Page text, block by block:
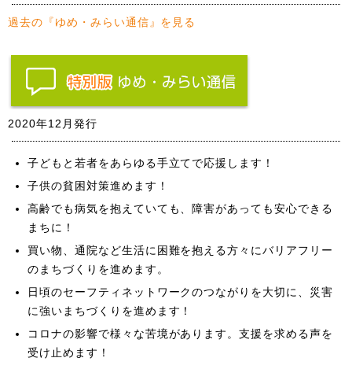
過去の『ゆめ・みらい通信』を見る
2020年12月発行
子どもと若者をあらゆる手立てで応援します！
子供の貧困対策進めます！
高齢でも病気を抱えていても、障害があっても安心できる
まちに！
買い物、通院など生活に困難を抱える方々にバリアフリー
のまちづくりを進めます。
日頃のセーフティネットワークのつながりを大切に、災害
に強いまちづくりを進めます！
コロナの影響で様々な苦境があります。支援を求める声を
受け止めます！